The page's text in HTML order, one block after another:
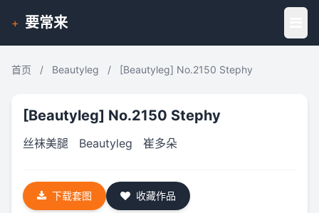
+ 要常来
首页 / Beautyleg / [Beautyleg] No.2150 Stephy
[Beautyleg] No.2150 Stephy
丝袜美腿 Beautyleg 崔多朵
下载套图 收藏作品